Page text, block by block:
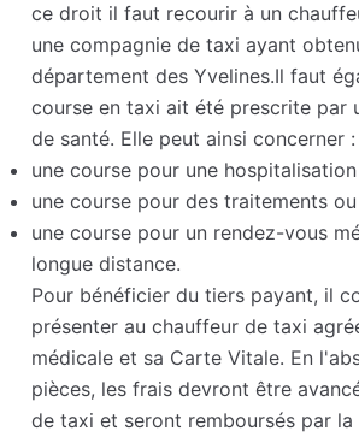
ce droit il faut recourir à un
une compagnie de taxi ayant
département des Yvelines.Il faut
course en taxi ait été prescrite par
de santé. Elle peut ainsi concerner :
une course pour une
une course pour des traitements
une course pour un rendez-vous
longue distance.
Pour bénéficier du tiers payant, il
présenter au chauffeur de taxi
médicale et sa Carte Vitale. En
pièces, les frais devront être
de taxi et seront remboursés par la